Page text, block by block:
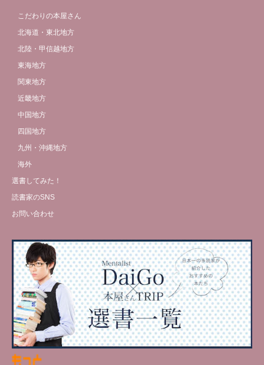
こだわりの本屋さん
北海道・東北地方
北陸・甲信越地方
東海地方
関東地方
近畿地方
中国地方
四国地方
九州・沖縄地方
海外
選書してみた！
読書家のSNS
お問い合わせ